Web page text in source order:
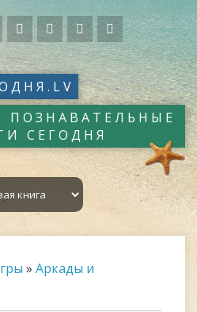
ПОЗНАВАТЕЛЬНЫЕ
СЕГОДНЯ
» Аркады и